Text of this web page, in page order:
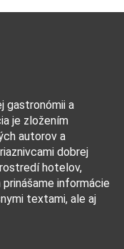
gastronómii a
je zložením
autorov a
dobrej
hotelov,
informácie
textami, ale aj